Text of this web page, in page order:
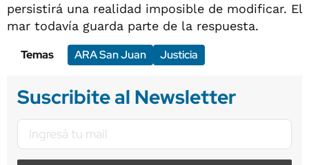
persistirá una realidad imposible de modificar. El
mar todavía guarda parte de la respuesta.
Temas
ARA San Juan Justicia
Suscribite al Newsletter